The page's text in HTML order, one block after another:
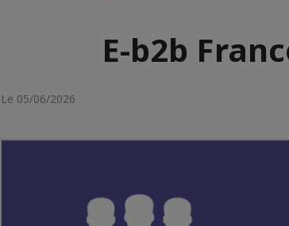
E-b2b
Le 05/06/2026